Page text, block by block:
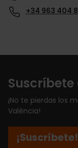
+34 963 404
¡No te pierdas los
València!
¡Suscríbete!